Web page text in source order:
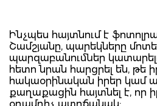
Ինչպես հայտնում է
Շամշյանը, պարեկները
պարզաբանումներ
հետո նրան հարցրել են, թե
հակաօրինական իրեր կամ
քաղաքացին հայտնել է, որ